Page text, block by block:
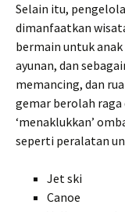
Selain itu,
dimanfaatkan
bermain untuk
ayunan, dan
memancing, dan
gemar berolah
‘menaklukkan’
seperti peralatan
Jet ski
Canoe